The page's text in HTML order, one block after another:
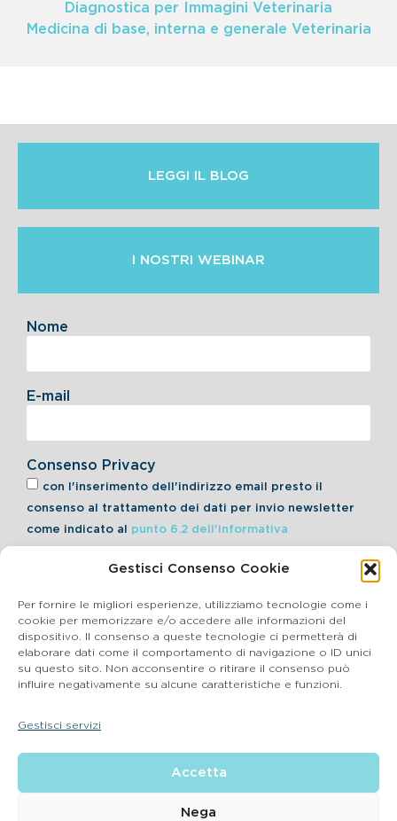
Gestisci Consenso Cookie
Per fornire le migliori esperienze, utilizziamo tecnologie come i
cookie per memorizzare e/o accedere alle informazioni del
dispositivo. Il consenso a queste tecnologie ci permetterà di
elaborare dati come il comportamento di navigazione o ID unici
su questo sito. Non acconsentire o ritirare il consenso può
influire negativamente su alcune caratteristiche e funzioni.
Gestisci servizi
Accetta
Nega
Diagnostica per Immagini Veterinaria
Medicina di base, interna e generale Veterinaria
LEGGI IL BLOG
I NOSTRI WEBINAR
Consenso Privacy
con l'inserimento dell'indirizzo email presto il
consenso al trattamento dei dati per invio newsletter
come indicato al punto 6.2 dell'informativa
Nome
E-mail
Iscriviti alla Newsletter
Cookie Policy
P.IVA 03864990134 SDI:SUBM70N REA: BS – 602533 – Capitale
sociale deliberato 34,732.500, i.v. –
| Email: